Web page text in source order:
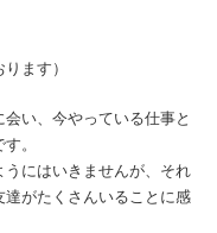
ます）
い、今やっている仕事と
。
にはいきませんが、それ
がたくさんいることに感